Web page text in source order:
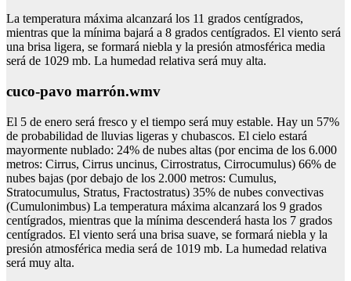
La temperatura máxima alcanzará los 11 grados centígrados,
mientras que la mínima bajará a 8 grados centígrados. El viento será
una brisa ligera, se formará niebla y la presión atmosférica media
será de 1029 mb. La humedad relativa será muy alta.
cuco-pavo marrón.wmv
El 5 de enero será fresco y el tiempo será muy estable. Hay un 57%
de probabilidad de lluvias ligeras y chubascos. El cielo estará
mayormente nublado: 24% de nubes altas (por encima de los 6.000
metros: Cirrus, Cirrus uncinus, Cirrostratus, Cirrocumulus) 66% de
nubes bajas (por debajo de los 2.000 metros: Cumulus,
Stratocumulus, Stratus, Fractostratus) 35% de nubes convectivas
(Cumulonimbus) La temperatura máxima alcanzará los 9 grados
centígrados, mientras que la mínima descenderá hasta los 7 grados
centígrados. El viento será una brisa suave, se formará niebla y la
presión atmosférica media será de 1019 mb. La humedad relativa
será muy alta.